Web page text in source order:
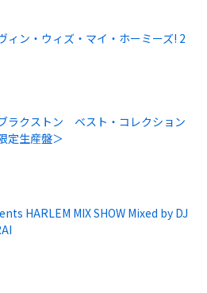
ィン・ウィズ・マイ・ホーミーズ! 2
ラクストン ベスト・コレクション
定生産盤＞
HARLEM MIX SHOW Mixed by DJ